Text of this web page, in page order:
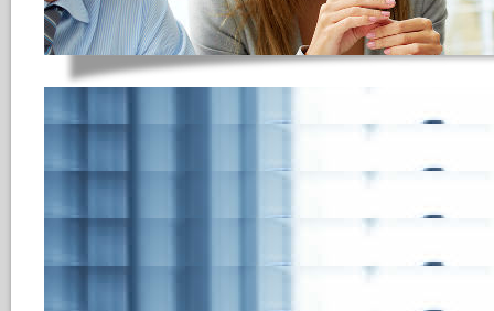
jobtweet als
HRecruiting integriert die
Ausschreibungs- und Sourcing
Bewerbermanagement